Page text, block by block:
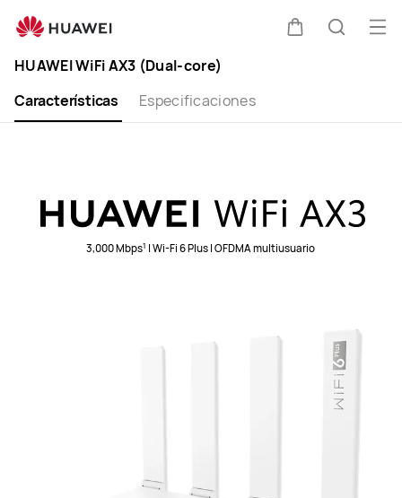
WiFi
(Dual-
HUAWEI WiFi AX3 (Dual-core)
Características
Especificaciones
3,000 Mbps1 | Wi-Fi 6 Plus | OFDMA multiusuario